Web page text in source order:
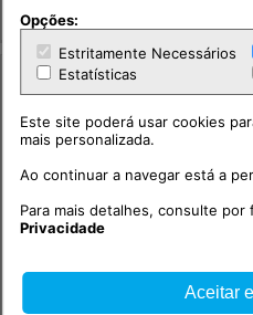
Opções:
Estritamente Necessários
Estatísticas
Este site poderá usar cookies
mais personalizada.
Ao continuar a navegar está a
Para mais detalhes, consulte
Privacidade
Aceitar